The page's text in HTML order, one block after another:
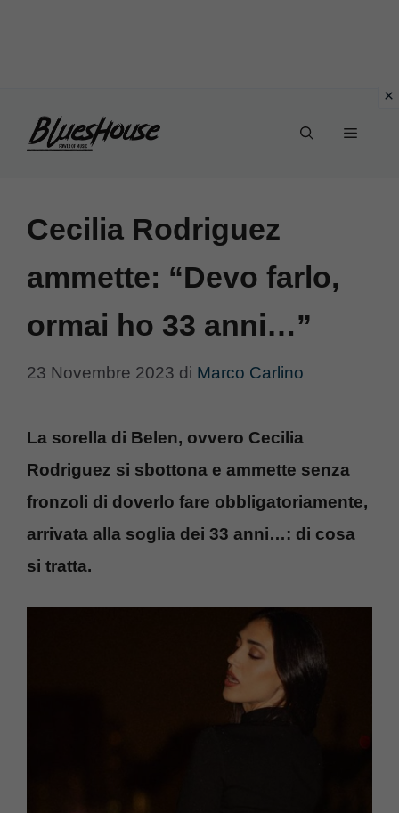
Menu
Cecilia Rodriguez
ammette: “Devo farlo,
ormai ho 33 anni…”
23 Novembre 2023 di Marco Carlino
La sorella di Belen, ovvero Cecilia
Rodriguez si sbottona e ammette senza
fronzoli di doverlo fare obbligatoriamente,
arrivata alla soglia dei 33 anni…: di cosa
si tratta.